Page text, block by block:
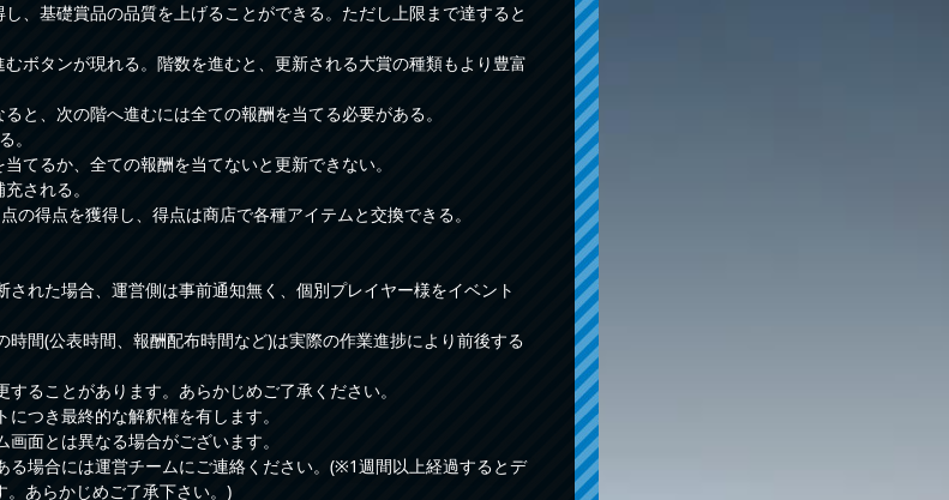
、基礎賞品の品質を上げることができる。ただし上限まで達すると
ボタンが現れる。階数を進むと、更新される大賞の種類もより豊富
と、次の階へ進むには全ての報酬を当てる必要がある。
。
てるか、全ての報酬を当てないと更新できない。
される。
の得点を獲得し、得点は商店で各種アイテムと交換できる。
れた場合、運営側は事前通知無く、個別プレイヤー様をイベント
間(公表時間、報酬配布時間など)は実際の作業進捗により前後する
ることがあります。あらかじめご了承ください。
つき最終的な解釈権を有します。
面とは異なる場合がございます。
場合には運営チームにご連絡ください。(※1週間以上経過するとデ
あらかじめご了承下さい。)